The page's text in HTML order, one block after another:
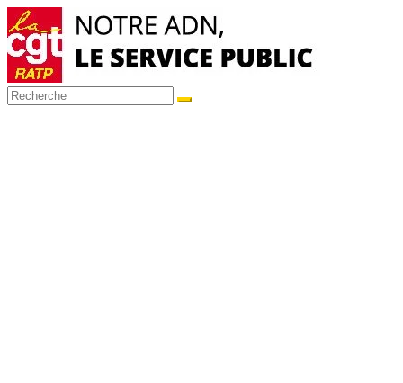
Passer
au
contenu